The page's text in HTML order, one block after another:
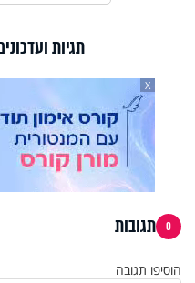
תגיות
X
0 תגובות
הוסיפו תגובה